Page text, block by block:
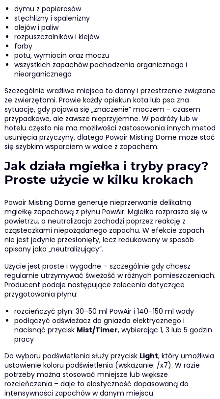
dymu z papierosów
stęchlizny i spalenizny
olejów i paliw
rozpuszczalników i klejów
farby
potu, wymiocin oraz moczu
wszystkich zapachów pochodzenia organicznego i
nieorganicznego
Szczególnie wrażliwe miejsca to domy i przestrzenie związane
ze zwierzętami. Prawie każdy opiekun kota lub psa zna
sytuację, gdy pojawia się „znaczenie” moczem – czasem
przypadkowe, ale zawsze nieprzyjemne. W podróży lub w
hotelu często nie ma możliwości zastosowania innych metod
usunięcia przyczyny, dlatego Powair Misting Dome może stać
się szybkim wsparciem w walce z zapachem.
Jak działa mgiełka i tryby pracy?
Proste użycie w kilku krokach
Powair Misting Dome generuje nieprzerwanie delikatną
mgiełkę zapachową z płynu PowAir. Mgiełka rozprasza się w
powietrzu, a neutralizacja zachodzi poprzez reakcję z
cząsteczkami niepożądanego zapachu. W efekcie zapach
nie jest jedynie przesłonięty, lecz redukowany w sposób
opisany jako „neutralizujący”.
Użycie jest proste i wygodne – szczególnie gdy chcesz
regularnie utrzymywać świeżość w różnych pomieszczeniach.
Producent podaje następujące zalecenia dotyczące
przygotowania płynu:
rozcieńczyć płyn: 30–50 ml PowAir i 140–150 ml wody
podłączyć odświeżacz do gniazda elektrycznego i
nacisnąć przycisk Mist/Timer, wybierając 1, 3 lub 5 godzin
pracy
Do wyboru podświetlenia służy przycisk Light, który umożliwia
ustawienie koloru podświetlenia (wskazanie: /x7). W razie
potrzeby można stosować mniejsze lub większe
rozcieńczenia – daje to elastyczność dopasowaną do
intensywności zapachów w danym miejscu.